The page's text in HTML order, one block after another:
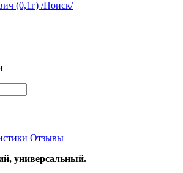
Отзывы
универсальный.